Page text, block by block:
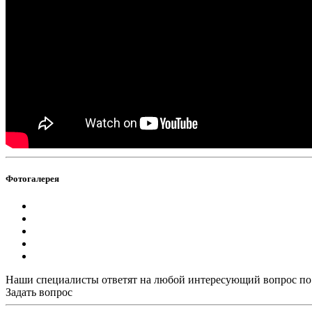
Фотогалерея
Наши специалисты ответят на любой интересующий вопрос по
Задать вопрос